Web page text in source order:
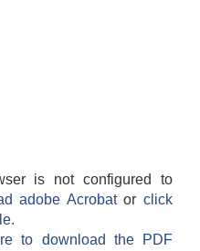
is not configured to
adobe Acrobatorclick
to download the PDF